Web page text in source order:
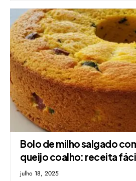
Bolo de milho salgado
queijo coalho: receita
julho 18, 2025